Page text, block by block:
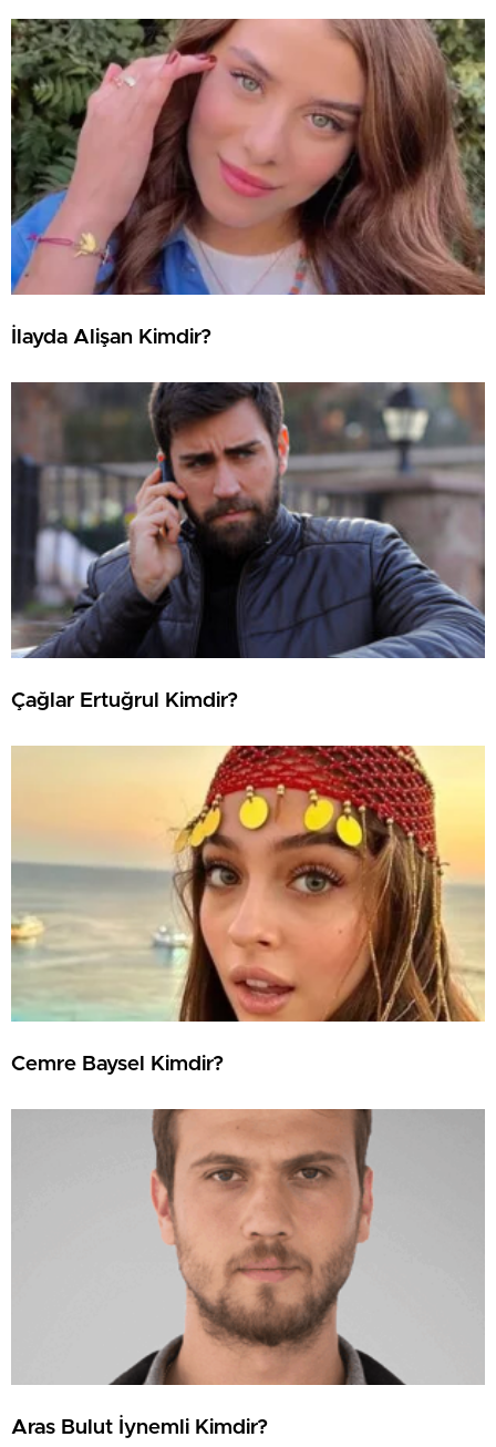
İlayda Alişan Kimdir?
Çağlar Ertuğrul Kimdir?
Cemre Baysel Kimdir?
Aras Bulut İynemli Kimdir?